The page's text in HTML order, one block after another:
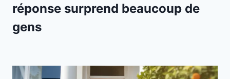
réponse surprend beaucoup de
gens